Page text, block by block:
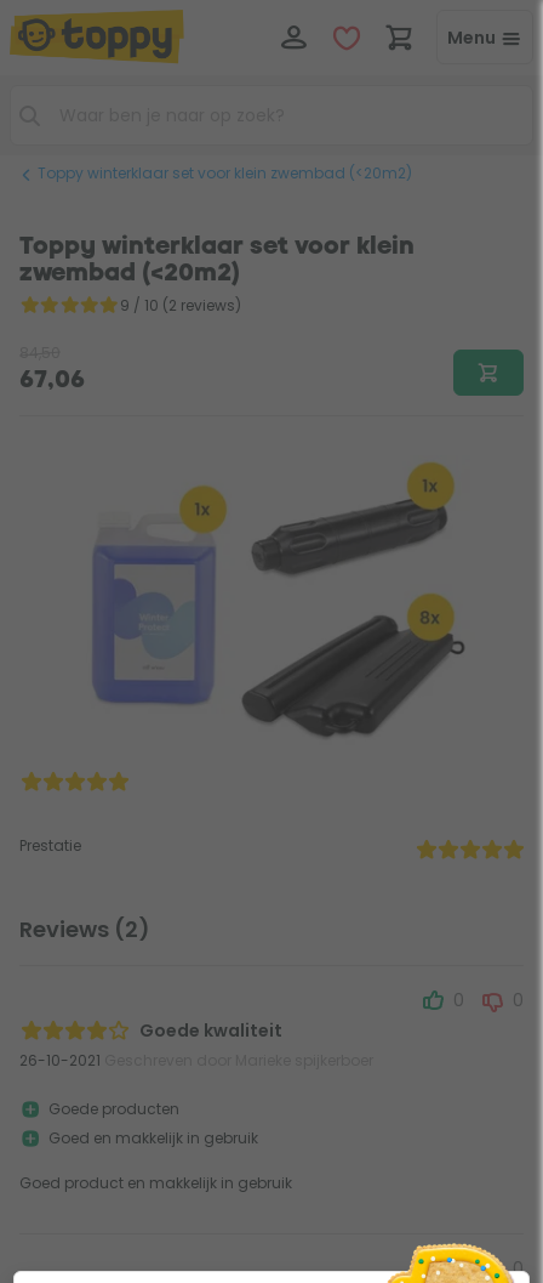
Menu
Toppy winterklaar set voor klein zwembad (<20m2)
Toppy winterklaar set voor klein
zwembad (<20m2)
9 / 10 (2 reviews)
67,06
Prestatie
Reviews (2)
Goede kwaliteit
26-10-2021
0 0
Goed product en makkelijk in gebruik
Goede producten
Goed en makkelijk in gebruik
0 0